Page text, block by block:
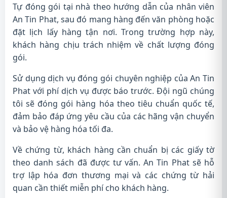
Tự đóng gói tại nhà theo hướng dẫn của nhân viên
An Tin Phat, sau đó mang hàng đến văn phòng hoặc
đặt lịch lấy hàng tận nơi. Trong trường hợp này,
khách hàng chịu trách nhiệm về chất lượng đóng
gói.
Sử dụng dịch vụ đóng gói chuyên nghiệp của An Tin
Phat với phí dịch vụ được báo trước. Đội ngũ chúng
tôi sẽ đóng gói hàng hóa theo tiêu chuẩn quốc tế,
đảm bảo đáp ứng yêu cầu của các hãng vận chuyển
và bảo vệ hàng hóa tối đa.
Về chứng từ, khách hàng cần chuẩn bị các giấy tờ
theo danh sách đã được tư vấn. An Tin Phat sẽ hỗ
trợ lập hóa đơn thương mại và các chứng từ hải
quan cần thiết miễn phí cho khách hàng.